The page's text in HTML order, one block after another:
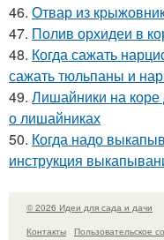
46. Отвар из
47. Полив орхидеи в
48. Когда сажать
сажать тюльпаны и
49. Лишайники на коре
о лишайниках
50. Когда надо
инструкция
© 2026 Идеи для сада и дачи
Контакты
Пользовательское